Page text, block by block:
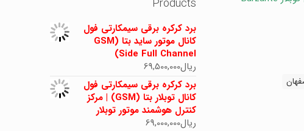
Products
برد کرکره برقی سیمکارتی فول
کانال موتور ساید بتا (GSM
Side Full Channel)
ریال69,500,000
برد کرکره برقی سیمکارتی فول
کانال توبلار بتا (GSM) | مرکز
کنترل هوشمند موتور توبلار
ریال69,000,000